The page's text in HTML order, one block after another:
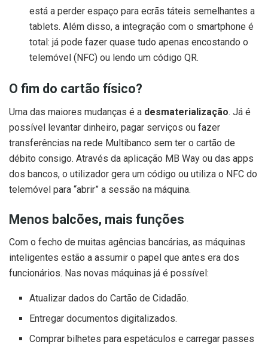
está a perder espaço para ecrãs táteis semelhantes a
tablets. Além disso, a integração com o smartphone é
total: já pode fazer quase tudo apenas encostando o
telemóvel (NFC) ou lendo um código QR.
O fim do cartão físico?
Uma das maiores mudanças é a desmaterialização. Já é
possível levantar dinheiro, pagar serviços ou fazer
transferências na rede Multibanco sem ter o cartão de
débito consigo. Através da aplicação MB Way ou das apps
dos bancos, o utilizador gera um código ou utiliza o NFC do
telemóvel para “abrir” a sessão na máquina.
Menos balcões, mais funções
Com o fecho de muitas agências bancárias, as máquinas
inteligentes estão a assumir o papel que antes era dos
funcionários. Nas novas máquinas já é possível:
Atualizar dados do Cartão de Cidadão.
Entregar documentos digitalizados.
Comprar bilhetes para espetáculos e carregar passes